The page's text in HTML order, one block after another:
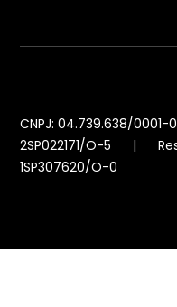
CNPJ: 04.739.638/
2SP022171/O-5 |
1SP307620/O-0